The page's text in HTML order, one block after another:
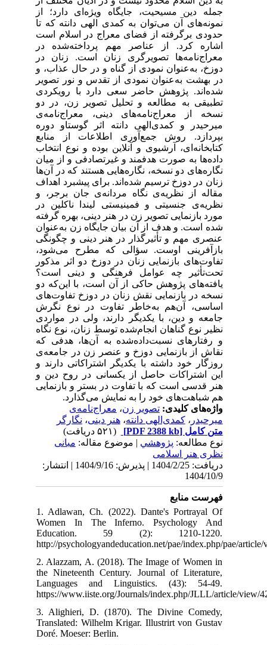
جمله دین مسیحیت، جایگاه ویژه‌ای دارد؛ از
نمونه‌های آن می‌توان به کمدی ‌الهی دانته که تا
حدودی برگرفته از فضای معراج در اسلام است
اشاره کرد. از عناصر مهم پرداخته‌شده در
معراج‌نامه‌ها تصویرگری زنان است. زنان در
دوزخ، به‌عنوان نمودی از گناه و در حال عذاب، و
در بهشت به‌عنوان نمودی از تقدس و نور تصویر
شده‌اند. پژوهش حاضر سعی دارد با رویکردی
تطبیقی به مطالعه و تحلیل تصویر زن، در دو
نسخه از معراج‌نامه‌های دینی، معراج‌نامه‌ی
میرحیدر و کمدی‌الهی دانته اثر گوستاو دوره
بپردازد. روش جمع‌آوری اطلاعات از منابع
کتابخانه‌ای، آرشیوی و آنلاین بوده و نوع انتخاب
داده‌ها به ‌صورت هدفمند و غیرتصادفی و از میان
نگاره‌های دو نسخه، نگاره‌هایی هستند که در آن‌ها
زنان در دوزخ ترسیم شده‌اند. برای پیشبرد اهداف
مقاله از نظریه‌ی نگاه مردانه‌ی جان برجر، و
نظریه‌ی جنسیتی و فمینیستی لیندا ناکلین در
مورد بازنمایی تصویر زن در هنر دینی، بهره گرفته
شده است. و هدف از آن بیان جایگاه زن به‌عنوان
عنصری مهم و تأثیرگذار در هنر دینی و چگونگی
بازآفرینی اوست. سؤالی که مطرح می‌شود،
تفاوت‌های بازنمایی زنان در دوزخ دو اثر مذکور
تحت‌تأثیر چه عوامل فرهنگی و دینی است؟
یافته‌های پژوهش حاکی از آن است، با این‌که دو
نسخه در بازنمایی نقش زنان در دوزخ تفاوت‌های
اساسی، آن‌هم به‌خاطر تفاوت در نوع نگرش
جامعه و دین، با یکدیگر دارند، ولی در مواردی
نظیر نوع گناهان انجام‌شده توسط زنان، نوع نگاه
و رفتارهای نسبت‌داده‌شده به آن‌ها، هدفی که
نقاش از بازنمایی دوزخ و عنصر زن در جامعه‌ی
روزگار خود داشته با یکدیگر اشتراکاتی دارند و
این اشتراکات حاصل از یکسانی در روح دین و
هنر قدسی است که با تفاوت در بستر و بازنمایی
هم شباهت‌های خود را به نمایش می‌گذارد.
واژه‌های کلیدی:تصویر زن،معراج‌نامه‌ی
،کمدی‌الهی دانته ،هنر دینی ،نگارگر
متن کامل[PDF 2388 kb]
(۵۲۱ دریافت)
نوع مطالعه: پژوهشي | موضوع مقاله:مبانی
نظری هنر اسلامی
دریافت: 1404/2/25 | پذیرش: 1404/9/16 | انتشار:
1404/10/9
فهرست منابع
1. Adlawan, Ch. (2022). Dante's Portrayal Of
Women In The Inferno. Psychology And
Education. 59 (2): 1210-1220.
http://psychologyandeducation.net/pae/index.php/
2. Alazzam, A. (2018). The Image of Women in
the Nineteenth Century. Journal of Literature,
Languages and Linguistics. (43): 54-49.
https://www.iiste.org/Journals/index.php/JLLL/
3. Alighieri, D. (1870). The Divine Comedy,
Translated: Wilhelm Krigar. Illustrirt von Gustav
Doré. Moeser: Berlin.